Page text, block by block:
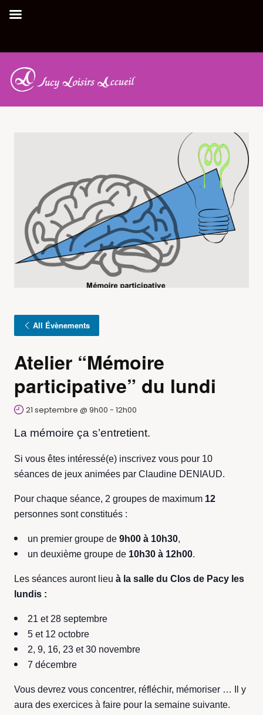
All Évènements
Atelier “Mémoire
participative” du lundi
21 septembre @ 9h00 - 12h00
La mémoire ça s’entretient.
Si vous êtes intéressé(e) inscrivez vous pour 10
séances de jeux animées par Claudine DENIAUD.
Pour chaque séance, 2 groupes de maximum 12
personnes sont constitués :
un premier groupe de 9h00 à 10h30,
un deuxième groupe de 10h30 à 12h00.
Les séances auront lieu à la salle du Clos de Pacy les
lundis :
21 et 28 septembre
5 et 12 octobre
2, 9, 16, 23 et 30 novembre
7 décembre
Vous devrez vous concentrer, réfléchir, mémoriser … Il y
aura des exercices à faire pour la semaine suivante.